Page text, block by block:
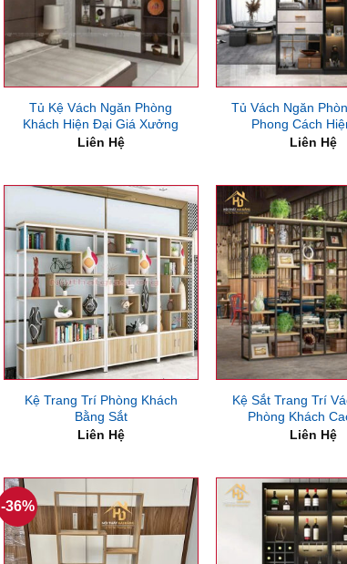
Tủ Kệ Vách Ngăn Phòng
Khách Hiện Đại Giá Xưởng
Liên Hệ
Tủ Vách Ngăn
Phong Cách
Liên Hệ
Kệ Trang Trí Phòng Khách
Bằng Sắt
Liên Hệ
Kệ Sắt Trang Trí
Phòng Khách
Liên Hệ
-36%